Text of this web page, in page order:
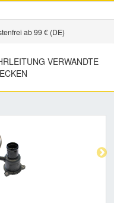
ab 99 € (DE)
VERWANDTE